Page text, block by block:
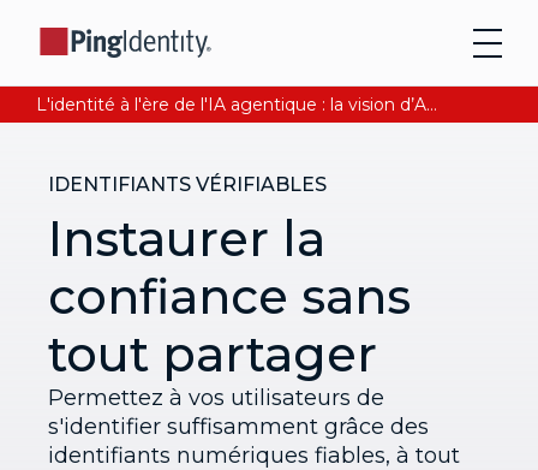
L'identité à l'ère de l'IA agentique : la vision d’Andre Durand sur la confiance numérique
IDENTIFIANTS VÉRIFIABLES
Instaurer la
confiance sans
tout partager
Permettez à vos utilisateurs de
s'identifier suffisamment grâce des
identifiants numériques fiables, à tout